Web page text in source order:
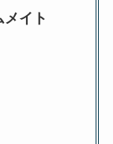
イト